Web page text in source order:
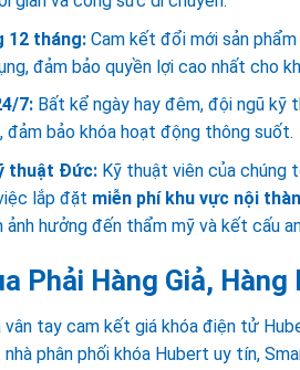
12 tháng:Cam kết đổi mới sản
đảm bảo quyền lợi cao nhất cho
7:Bất kể ngày hay đêm, đội ngũ kỹ
đảm bảo khóa hoạt động thông suốt.
thuật Đức:Kỹ thuật viên của chúng
lắp đặt miễn phíkhu vực nội
ảnh hưởng đến thẩm mỹ và kết cấu
Phải Hàng Giả, Hàng
vân tay cam kết giá khóa điện tử
phân phối khóa Hubert uy tín,